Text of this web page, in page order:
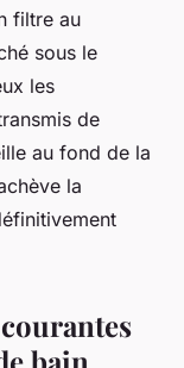
filtre au
sous le
les
de
au fond de la
la